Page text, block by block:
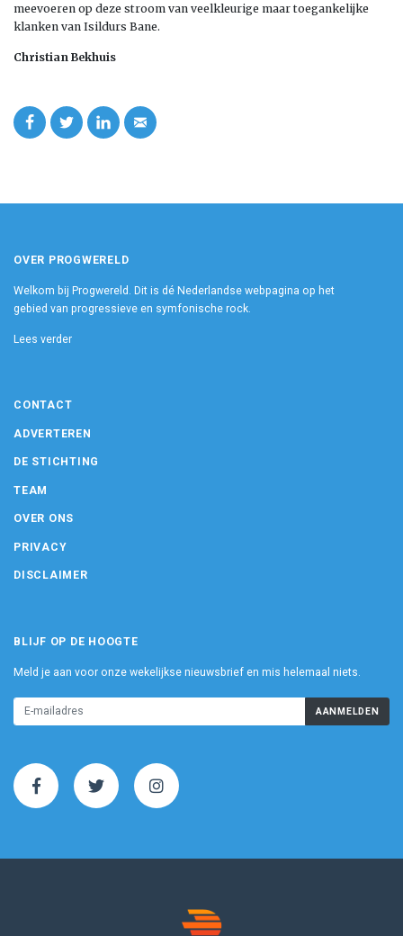
meevoeren op deze stroom van veelkleurige maar toegankelijke
klanken van Isildurs Bane.
Christian Bekhuis
OVER PROGWERELD
Welkom bij Progwereld. Dit is dé Nederlandse webpagina op het
gebied van progressieve en symfonische rock.
Lees verder
CONTACT
ADVERTEREN
DE STICHTING
TEAM
OVER ONS
PRIVACY
DISCLAIMER
BLIJF OP DE HOOGTE
Meld je aan voor onze wekelijkse nieuwsbrief en mis helemaal niets.
AANMELDEN